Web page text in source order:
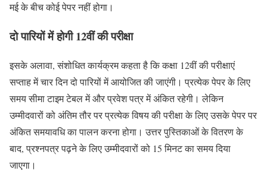
मई के बीच कोई पेपर नहीं होगा।
दो पारियों में होगी 12वीं की परीक्षा
इसके अलावा, संशोधित कार्यक्रम कहता है कि कक्षा 12वीं की परीक्षाएं
सप्ताह में चार दिन दो पारियों में आयोजित की जाएंगी। प्रत्येक पेपर के लिए
समय सीमा टाइम टेबल में और प्रवेश पत्र में अंकित रहेगी। लेकिन
उम्मीदवारों को अंतिम तौर पर प्रत्येक विषय की परीक्षा के लिए उसके पेपर पर
अंकित समयावधि का पालन करना होगा। उत्तर पुस्तिकाओं के वितरण के
बाद, प्रश्नपत्र पढ़ने के लिए उम्मीदवारों को 15 मिनट का समय दिया
जाएगा।